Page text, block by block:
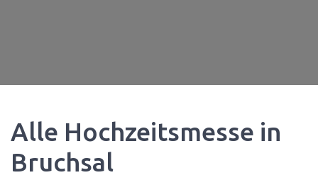
Alle Hochzeitsmesse in
Bruchsal